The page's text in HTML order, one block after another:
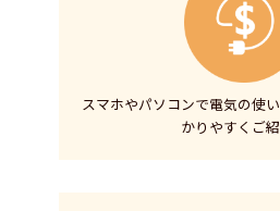
スマホやパソコンで電気の使
かりやすくご紹